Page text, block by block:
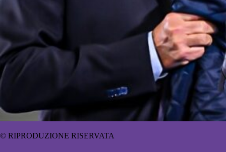
© RIPRODUZIONE RISERVATA